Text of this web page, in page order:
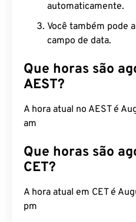
automaticamente.
Você também pode
campo de data.
Que horas são
AEST?
A hora atual no AEST é
am
Que horas são
CET?
A hora atual em CET é
pm